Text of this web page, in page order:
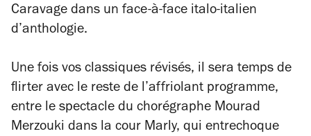
Caravage dans un face-à-face italo-italien
d’anthologie.
Une fois vos classiques révisés, il sera temps de
flirter avec le reste de l’affriolant programme,
entre le spectacle du chorégraphe Mourad
Merzouki dans la cour Marly, qui entrechoque